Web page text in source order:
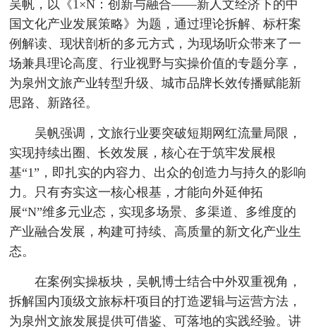
吴帆，以《1×N：创新与融合——新人文经济下的中
国文化产业发展策略》为题，通过理论拆解、标杆案
例解读、现状剖析的多元方式，为现场听众带来了一
场兼具理论高度、行业视野与实操价值的专题分享，
为泉州文旅产业转型升级、城市品牌长效传播赋能新
思路、新路径。
吴帆强调，文旅行业要突破短期网红流量局限，
实现持续出圈、长效发展，核心在于筑牢发展根
基“1”，即扎实的内容力、出众的创造力与持久的影响
力。只有夯实这一核心根基，才能向外延伸拓
展“N”维多元业态，实现多场景、多渠道、多维度的
产业融合发展，构建可持续、高质量的新文化产业生
态。
在案例实操板块，吴帆博士结合中外双重视角，
拆解国内顶级文旅标杆项目的打造逻辑与运营方法，
为泉州文旅发展提供可借鉴、可落地的实践经验。讲